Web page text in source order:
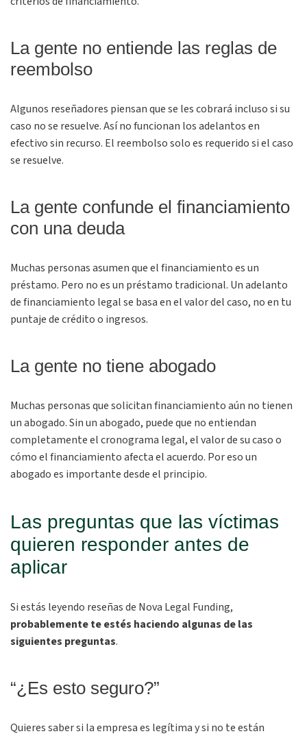
La gente no entiende las reglas de
reembolso
Algunos reseñadores piensan que se les cobrará incluso si su
caso no se resuelve. Así no funcionan los adelantos en
efectivo sin recurso. El reembolso solo es requerido si el caso
se resuelve.
La gente confunde el financiamiento
con una deuda
Muchas personas asumen que el financiamiento es un
préstamo. Pero no es un préstamo tradicional. Un adelanto
de financiamiento legal se basa en el valor del caso, no en tu
puntaje de crédito o ingresos.
La gente no tiene abogado
Muchas personas que solicitan financiamiento aún no tienen
un abogado. Sin un abogado, puede que no entiendan
completamente el cronograma legal, el valor de su caso o
cómo el financiamiento afecta el acuerdo. Por eso un
abogado es importante desde el principio.
Las preguntas que las víctimas
quieren responder antes de
aplicar
Si estás leyendo reseñas de Nova Legal Funding,
probablemente te estés haciendo algunas de las
siguientes preguntas.
“¿Es esto seguro?”
Quieres saber si la empresa es legítima y si no te están